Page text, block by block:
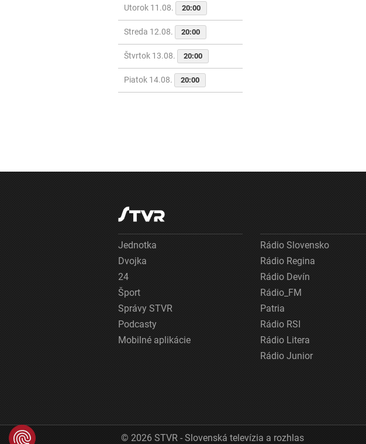
Utorok 11.08. 20:00
Streda 12.08. 20:00
Štvrtok 13.08. 20:00
Piatok 14.08. 20:00
Jednotka
Dvojka
24
Šport
Správy STVR
Podcasty
Mobilné aplikácie
Rádio Slovensko
Rádio Regina
Rádio Devín
Rádio_FM
Patria
Rádio RSI
Rádio Litera
Rádio Junior
© 2026 STVR - Slovenská televízia a rozhlas